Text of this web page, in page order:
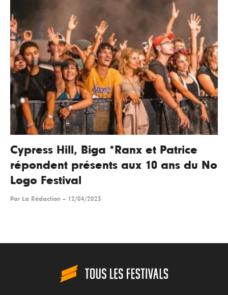
Cypress Hill, Biga *Ranx et Patrice
répondent présents aux 10 ans du No
Logo Festival
Par La Rédaction -- 12/04/2023